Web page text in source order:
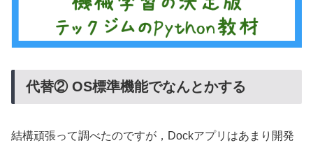
代替② OS標準機能でなんとかする
結構頑張って調べたのですが，Dockアプリはあまり開発